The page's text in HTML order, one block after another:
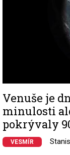
Venuše je
minulosti
pokrývaly
VESMÍR